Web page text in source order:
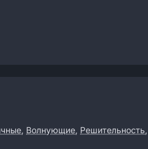
, Волнующие, Решительность,